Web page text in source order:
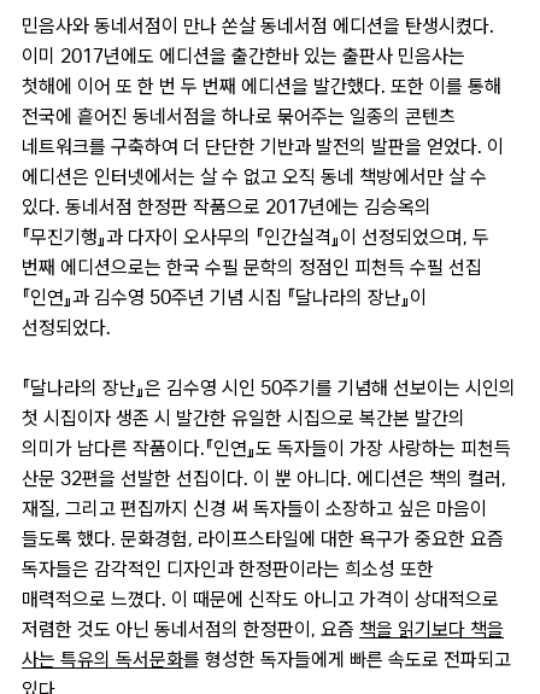
민음사와 동네서점이 만나 쏜살 동네서점 에디션을 탄생시켰다.
이미 2017년에도 에디션을 출간한바 있는 출판사 민음사는
첫해에 이어 또 한 번 두 번째 에디션을 발간했다. 또한 이를 통해
전국에 흩어진 동네서점을 하나로 묶어주는 일종의 콘텐츠
네트워크를 구축하여 더 단단한 기반과 발전의 발판을 얻었다. 이
에디션은 인터넷에서는 살 수 없고 오직 동네 책방에서만 살 수
있다. 동네서점 한정판 작품으로 2017년에는 김승옥의
『무진기행』과 다자이 오사무의 『인간실격』이 선정되었으며, 두
번째 에디션으로는 한국 수필 문학의 정점인 피천득 수필 선집
『인연』과 김수영 50주년 기념 시집 『달나라의 장난』이
선정되었다.
『달나라의 장난』은 김수영 시인 50주기를 기념해 선보이는 시인의
첫 시집이자 생존 시 발간한 유일한 시집으로 복간본 발간의
의미가 남다른 작품이다.『인연』도 독자들이 가장 사랑하는 피천득
산문 32편을 선발한 선집이다. 이 뿐 아니다. 에디션은 책의 컬러,
재질, 그리고 편집까지 신경 써 독자들이 소장하고 싶은 마음이
들도록 했다. 문화경험, 라이프스타일에 대한 욕구가 중요한 요즘
독자들은 감각적인 디자인과 한정판이라는 희소성 또한
매력적으로 느꼈다. 이 때문에 신작도 아니고 가격이 상대적으로
저렴한 것도 아닌 동네서점의 한정판이, 요즘 책을 읽기보다 책을
사는 특유의 독서문화를 형성한 독자들에게 빠른 속도로 전파되고
있다.